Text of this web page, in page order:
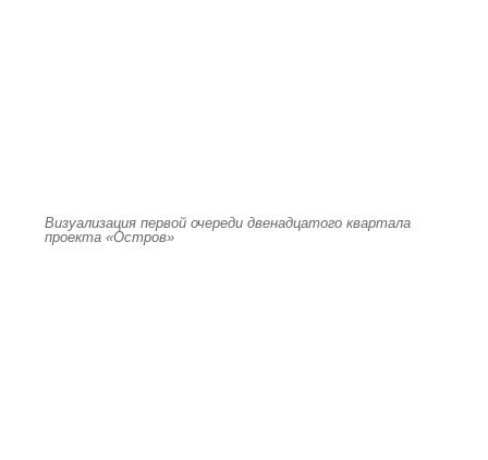
Визуализация первой очереди двенадцатого квартала
проекта «Остров»